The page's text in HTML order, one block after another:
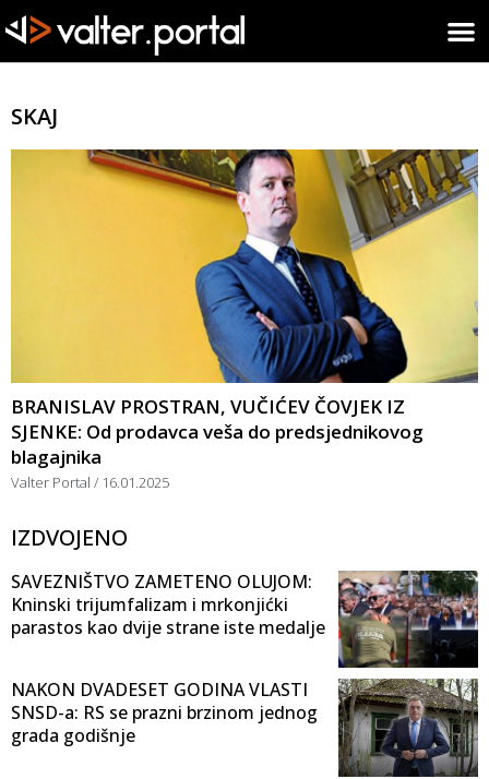
SKAJ
BRANISLAV PROSTRAN, VUČIĆEV ČOVJEK IZ
SJENKE: Od prodavca veša do predsjednikovog
blagajnika
Valter Portal 16.01.2025
IZDVOJENO
SAVEZNIŠTVO ZAMETENO OLUJOM:
Kninski trijumfalizam i mrkonjićki
parastos kao dvije strane iste medalje
NAKON DVADESET GODINA VLASTI
SNSD-a: RS se prazni brzinom jednog
grada godišnje